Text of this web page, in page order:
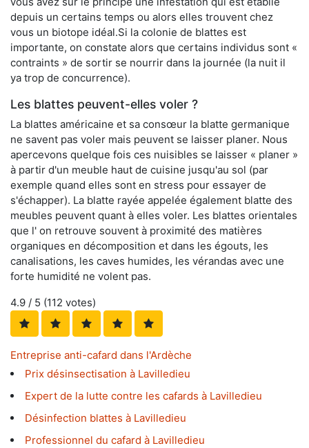
depuis un certains temps ou alors elles trouvent chez
vous un biotope idéal.Si la colonie de blattes est
importante, on constate alors que certains individus sont «
contraints » de sortir se nourrir dans la journée (la nuit il
ya trop de concurrence).
Les blattes peuvent-elles voler ?
La blattes américaine et sa consœur la blatte germanique
ne savent pas voler mais peuvent se laisser planer. Nous
apercevons quelque fois ces nuisibles se laisser « planer »
à partir d'un meuble haut de cuisine jusqu'au sol (par
exemple quand elles sont en stress pour essayer de
s'échapper). La blatte rayée appelée également blatte des
meubles peuvent quant à elles voler. Les blattes orientales
que l' on retrouve souvent à proximité des matières
organiques en décomposition et dans les égouts, les
canalisations, les caves humides, les vérandas avec une
forte humidité ne volent pas.
4.9 / 5 (112 votes)
Entreprise anti-cafard dans l'Ardèche
Prix désinsectisation à Lavilledieu
Expert de la lutte contre les cafards à Lavilledieu
Désinfection blattes à Lavilledieu
Professionnel du cafard à Lavilledieu